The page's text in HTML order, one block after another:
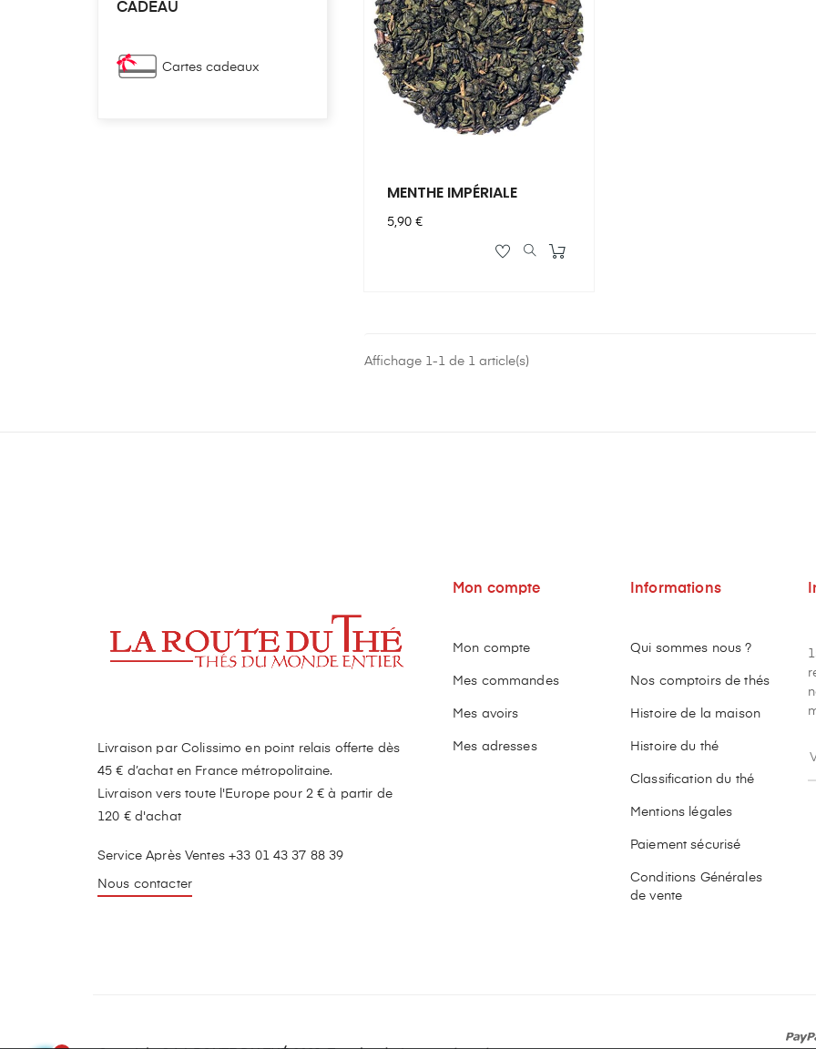
CADEAU
Cartes cadeaux
MENTHE IMPÉRIALE
Prix
5,90 €
Affichage 1-1 de 1 article(s)
Livraison par Colissimo en point relais offerte dès
45 € d’achat en France métropolitaine.
Livraison vers toute l'Europe pour 2 € à partir de
120 € d'achat
Service Après Ventes +33 01 43 37 88 39
Nous contacter
Mon compte
Mon compte
Mes commandes
Mes avoirs
Mes adresses
Informations
Qui sommes nous ?
Nos comptoirs de thés
Histoire de la maison
Histoire du thé
Classification du thé
Mentions légales
Paiement sécurisé
Conditions Générales
de vente